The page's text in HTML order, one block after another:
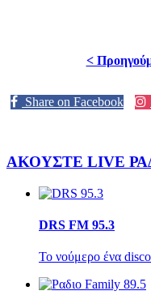
<
Share on Facebook
ΑΚΟΥΣΤΕ LIVE
DRS FM 95.3
Το νούμερο ένα